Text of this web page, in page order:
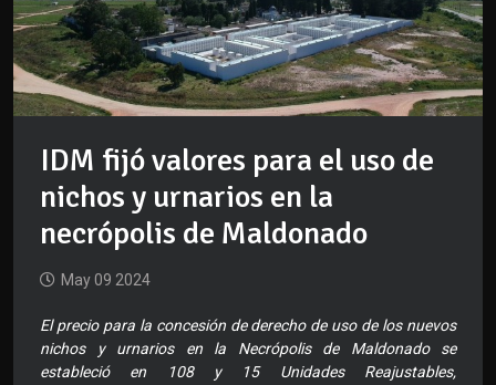
IDM fijó valores para el uso de
nichos y urnarios en la
necrópolis de Maldonado
May 09 2024
El precio para la concesión de derecho de uso de los nuevos
nichos y urnarios en la Necrópolis de Maldonado se
estableció en 108 y 15 Unidades Reajustables,